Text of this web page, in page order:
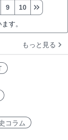
す。
9 10
もっと見る
コラム